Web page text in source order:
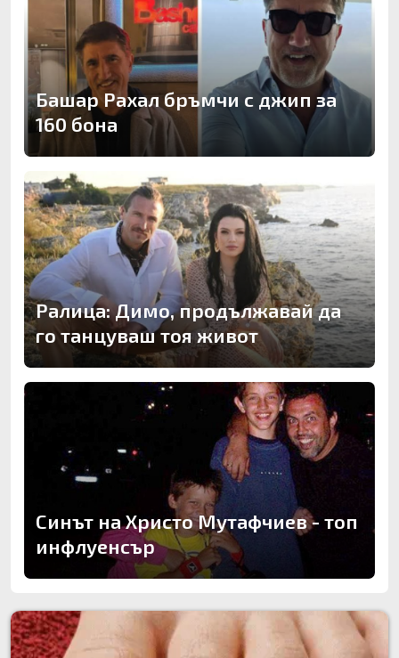
Башар Рахал бръмчи с джип за
160 бона
Ралица: Димо, продължавай да
го танцуваш тоя живот
Синът на Христо Мутафчиев - топ
инфлуенсър